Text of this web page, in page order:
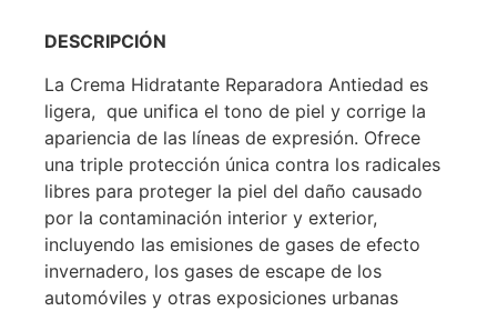
DESCRIPCIÓN
La Crema Hidratante Reparadora Antiedad es
ligera, que unifica el tono de piel y corrige la
apariencia de las líneas de expresión. Ofrece
una triple protección única contra los radicales
libres para proteger la piel del daño causado
por la contaminación interior y exterior,
incluyendo las emisiones de gases de efecto
invernadero, los gases de escape de los
automóviles y otras exposiciones urbanas